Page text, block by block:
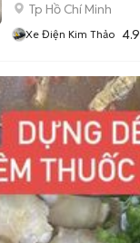
Tp Hồ Chí Minh
Xe Điện Kim Thảo 4.9